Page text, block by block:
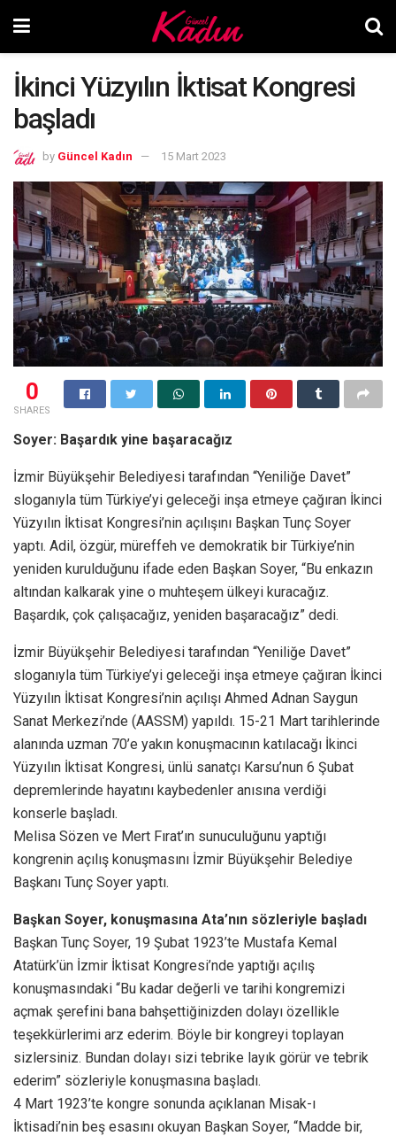
İkinci Yüzyılın İktisat Kongresi
başladı
by Güncel Kadın 15 Mart 2023
0
SHARES
Soyer: Başardık yine başaracağız
İzmir Büyükşehir Belediyesi tarafından “Yeniliğe Davet”
sloganıyla tüm Türkiye’yi geleceği inşa etmeye çağıran İkinci
Yüzyılın İktisat Kongresi’nin açılışını Başkan Tunç Soyer
yaptı. Adil, özgür, müreffeh ve demokratik bir Türkiye’nin
yeniden kurulduğunu ifade eden Başkan Soyer, “Bu enkazın
altından kalkarak yine o muhteşem ülkeyi kuracağız.
Başardık, çok çalışacağız, yeniden başaracağız” dedi.
İzmir Büyükşehir Belediyesi tarafından “Yeniliğe Davet”
sloganıyla tüm Türkiye’yi geleceği inşa etmeye çağıran İkinci
Yüzyılın İktisat Kongresi’nin açılışı Ahmed Adnan Saygun
Sanat Merkezi’nde (AASSM) yapıldı. 15-21 Mart tarihlerinde
alanında uzman 70’e yakın konuşmacının katılacağı İkinci
Yüzyılın İktisat Kongresi, ünlü sanatçı Karsu’nun 6 Şubat
depremlerinde hayatını kaybedenler anısına verdiği
konserle başladı.
Melisa Sözen ve Mert Fırat’ın sunuculuğunu yaptığı
kongrenin açılış konuşmasını İzmir Büyükşehir Belediye
Başkanı Tunç Soyer yaptı.
Başkan Soyer, konuşmasına Ata’nın sözleriyle başladı
Başkan Tunç Soyer, 19 Şubat 1923’te Mustafa Kemal
Atatürk’ün İzmir İktisat Kongresi’nde yaptığı açılış
konuşmasındaki “Bu kadar değerli ve tarihi kongremizi
açmak şerefini bana bahşettiğinizden dolayı özellikle
teşekkürlerimi arz ederim. Böyle bir kongreyi toplayan
sizlersiniz. Bundan dolayı sizi tebrike layık görür ve tebrik
ederim” sözleriyle konuşmasına başladı.
4 Mart 1923’te kongre sonunda açıklanan Misak-ı
İktisadi’nin beş esasını okuyan Başkan Soyer, “Madde bir,